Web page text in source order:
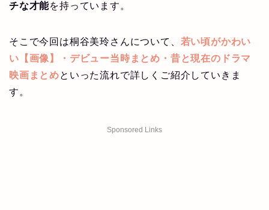
チな才能を持っています。
そこで今回は桐谷美玲さんについて、 若い頃がかわい
い【画像】・デビュー当時まとめ・昔と現在のドラマ
映画まとめといった流れで詳しくご紹介していきま
す。
Sponsored Links